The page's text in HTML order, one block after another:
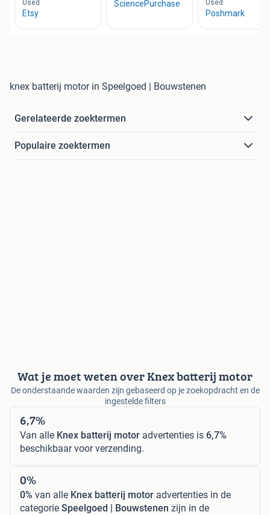
knex batterij motor in Speelgoed | Bouwstenen
Gerelateerde zoektermen
Populaire zoektermen
Wat je moet weten over Knex batterij motor
De onderstaande waarden zijn gebaseerd op je zoekopdracht en de
ingestelde filters
6,7%
Van alle Knex batterij motor advertenties is 6,7%
beschikbaar voor verzending.
0%
0% van alle Knex batterij motor advertenties in de
categorie Speelgoed | Bouwstenen zijn in de